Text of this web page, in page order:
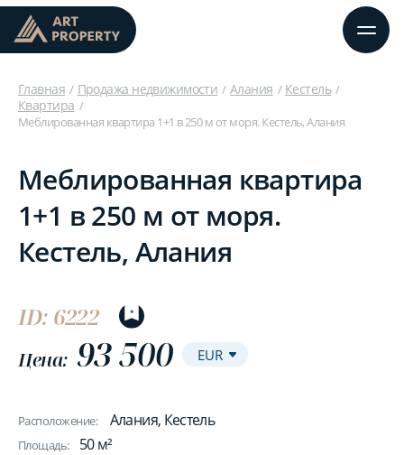
Главная Продажа недвижимости Алания
Кестель
Квартира
Меблированная квартира 1+1 в 250 м от моря. Кестель, Алания
Меблированная квартира
1+1 в 250 м от моря.
Кестель, Алания
ID: 6222
Цена: 93 500
Расположение: Алания, Кестель
Площадь: 50 м²